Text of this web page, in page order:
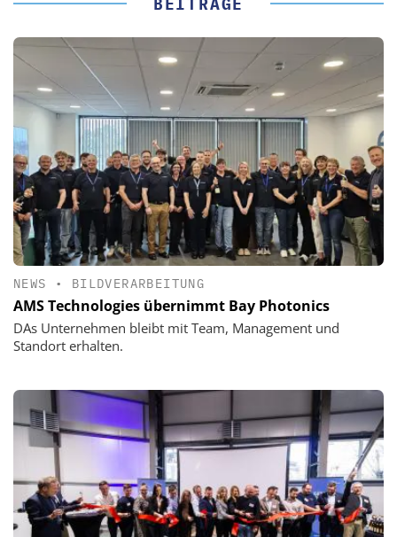
NEWS • BILDVERARBEITUNG
AMS Technologies übernimmt Bay Photonics
DAs Unternehmen bleibt mit Team, Management und
Standort erhalten.